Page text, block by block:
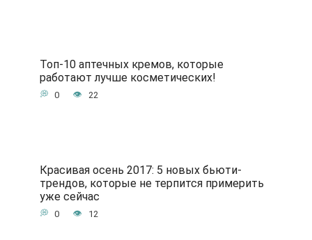
Топ-10 аптечных кремов, которые
работают лучше косметических!
0 22
Красивая осень 2017: 5 новых бьюти-
трендов, которые не терпится примерить
уже сейчас
0 12